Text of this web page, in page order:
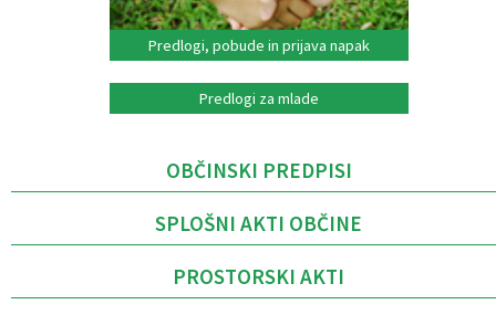
Predlogi, pobude in prijava napak
Predlogi za mlade
OBČINSKI PREDPISI
SPLOŠNI AKTI OBČINE
PROSTORSKI AKTI